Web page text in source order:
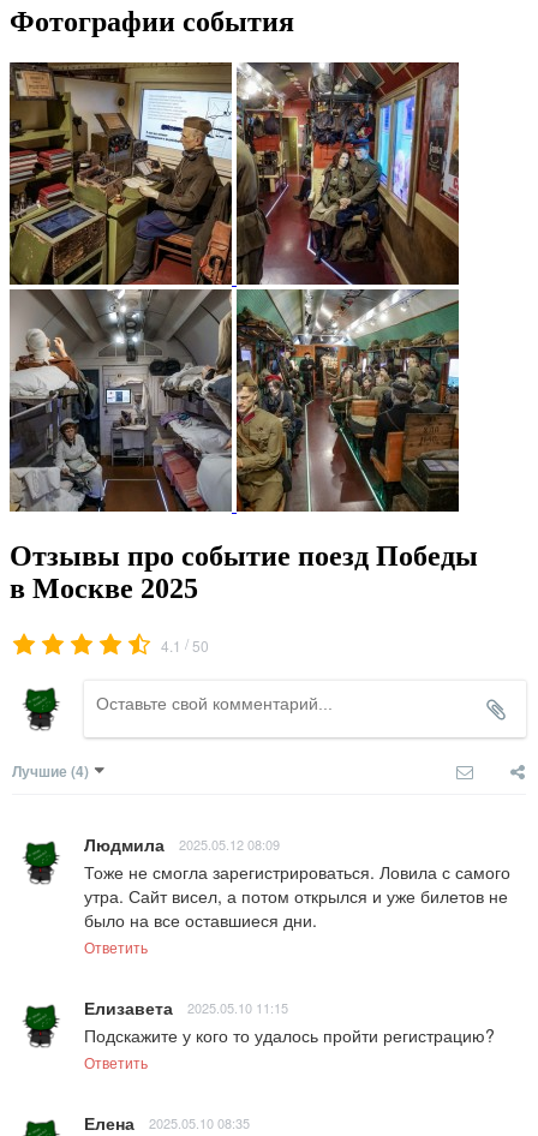
Фотографии события
Отзывы про событие поезд Победы
в Москве 2025
4.1 / 50
Лучшие (4)
Людмила 2025.05.12 08:09
Тоже не смогла зарегистрироваться. Ловила с самого
утра. Сайт висел, а потом открылся и уже билетов не
было на все оставшиеся дни.
Ответить
Елизавета 2025.05.10 11:15
Подскажите у кого то удалось пройти регистрацию?
Ответить
Елена 2025.05.10 08:35